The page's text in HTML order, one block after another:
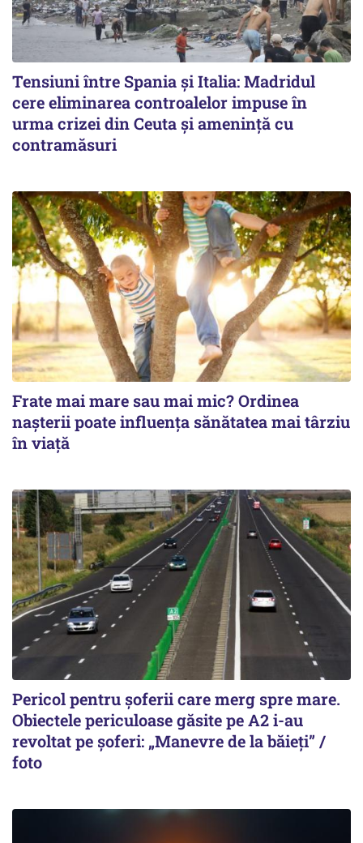
Tensiuni între Spania și Italia: Madridul
cere eliminarea controalelor impuse în
urma crizei din Ceuta și amenință cu
contramăsuri
Frate mai mare sau mai mic? Ordinea
nașterii poate influența sănătatea mai târziu
în viață
Pericol pentru șoferii care merg spre mare.
Obiectele periculoase găsite pe A2 i-au
revoltat pe șoferi: „Manevre de la băieți” /
foto